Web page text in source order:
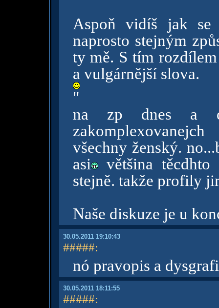
Aspoň vidíš jak
naprosto stejným
ty mě. S tím
a vulgárnější slova.
"
na zp dnes a
všechny ženský.
asi většina těcdhto
stejně. takže profily
Naše diskuze je u
30.05.2011 19:10:43
#####:
nó pravopis a
30.05.2011 18:11:55
#####: